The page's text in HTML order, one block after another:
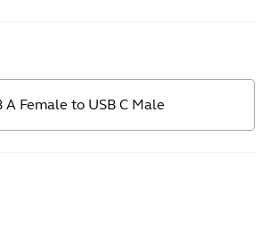
A Female to USB C Male